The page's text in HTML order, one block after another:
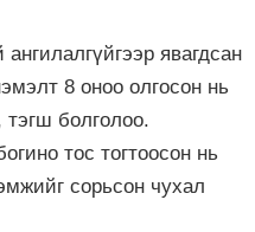
явагдсан
8 оноо олгосон нь
болголоо.
тос тогтоосон нь
сорьсон чухал